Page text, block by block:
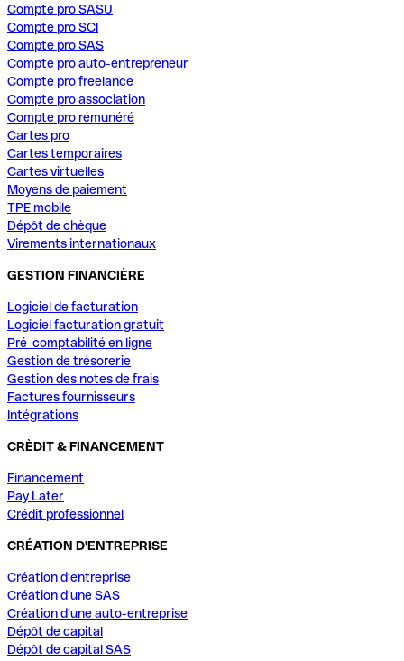
Compte pro SASU
Compte pro SCI
Compte pro SAS
Compte pro auto-entrepreneur
Compte pro freelance
Compte pro association
Compte pro rémunéré
Cartes pro
Cartes temporaires
Cartes virtuelles
Moyens de paiement
TPE mobile
Dépôt de chèque
Virements internationaux
GESTION FINANCIÈRE
Logiciel de facturation
Logiciel facturation gratuit
Pré-comptabilité en ligne
Gestion de trésorerie
Gestion des notes de frais
Factures fournisseurs
Intégrations
CRÈDIT & FINANCEMENT
Financement
Pay Later
Crédit professionnel
CRÉATION D'ENTREPRISE
Création d'entreprise
Création d'une SAS
Création d'une auto-entreprise
Dépôt de capital
Dépôt de capital SAS